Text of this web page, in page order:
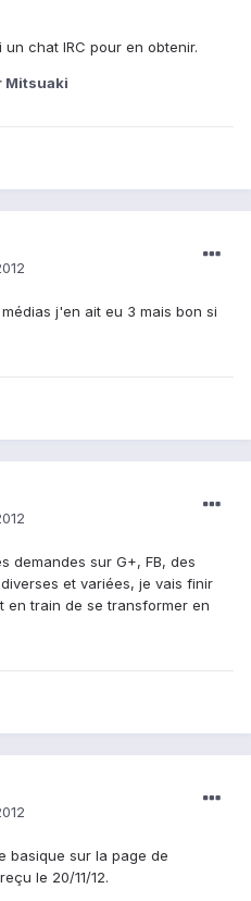
chat IRC pour en obtenir.
Mitsuaki
j'en ait eu 3 mais bon si
demandes sur G+, FB, des
et variées, je vais finir
train de se transformer en
basique sur la page de
le 20/11/12.